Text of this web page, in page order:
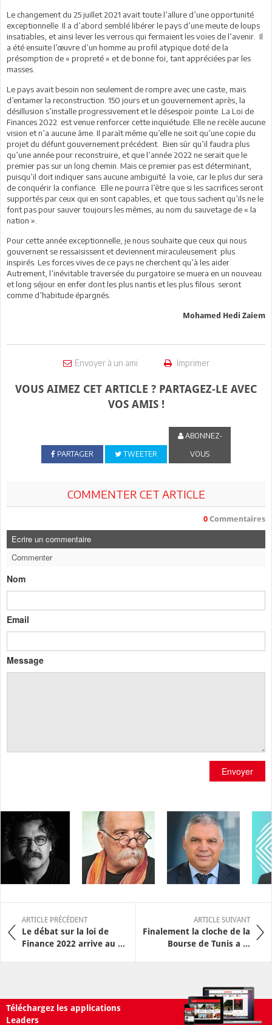
Le changement du 25 juillet 2021 avait toute l’allure d’une opportunité
exceptionnelle. Il a d’abord semblé libérer le pays d’une meute de loups
insatiables, et ainsi lever les verrous qui fermaient les voies de l’avenir. Il
a été ensuite l’œuvre d’un homme au profil atypique doté de la
présomption de « propreté » et de bonne foi, tant appréciées par les
masses.
Le pays avait besoin non seulement de rompre avec une caste, mais
d’entamer la reconstruction. 150 jours et un gouvernement après, la
désillusion s’installe progressivement et le désespoir pointe. La Loi de
Finances 2022 est venue renforcer cette inquiétude. Elle ne recèle aucune
vision et n’a aucune âme. Il paraît même qu’elle ne soit qu’une copie du
projet du défunt gouvernement précédent. Bien sûr qu’il faudra plus
qu’une année pour reconstruire, et que l’année 2022 ne serait que le
premier pas sur un long chemin. Mais ce premier pas est déterminant,
puisqu’il doit indiquer sans aucune ambiguïté la voie, car le plus dur sera
de conquérir la confiance. Elle ne pourra l’être que si les sacrifices seront
supportés par ceux qui en sont capables, et que tous sachent qu’ils ne le
font pas pour sauver toujours les mêmes, au nom du sauvetage de « la
nation ».
Pour cette année exceptionnelle, je nous souhaite que ceux qui nous
gouvernent se ressaisissent et deviennent miraculeusement plus
inspirés. Les forces vives de ce pays ne cherchent qu’à les aider.
Autrement, l’inévitable traversée du purgatoire se muera en un nouveau
et long séjour en enfer dont les plus nantis et les plus filous seront
comme d’habitude épargnés.
Mohamed Hedi Zaiem
Envoyer à un ami Imprimer
VOUS AIMEZ CET ARTICLE ? PARTAGEZ-LE AVEC
VOS AMIS !
PARTAGER TWEETER
ABONNEZ-
VOUS
COMMENTER CET ARTICLE
0 Commentaires
Ecrire un commentaire
Commenter
Nom
Email
Message
Envoyer
ARTICLE PRÉCÉDENT
Le débat sur la loi de
Finance 2022 arrive au ...
ARTICLE SUIVANT
Finalement la cloche de la
Bourse de Tunis a ...
Téléchargez les applications
Leaders